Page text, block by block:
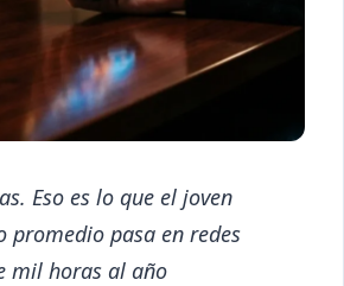
Eso es lo que el joven
promedio pasa en redes
mil horas al año